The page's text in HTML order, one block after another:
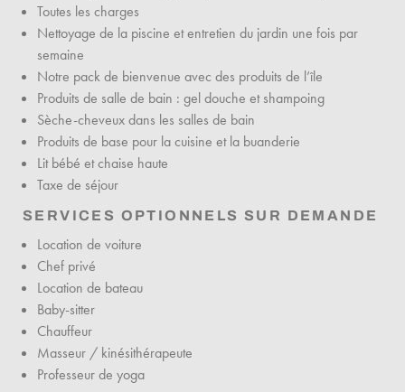
Toutes les charges
Nettoyage de la piscine et entretien du jardin une fois par
semaine
Notre pack de bienvenue avec des produits de l’île
Produits de salle de bain : gel douche et shampoing
Sèche-cheveux dans les salles de bain
Produits de base pour la cuisine et la buanderie
Lit bébé et chaise haute
Taxe de séjour
SERVICES OPTIONNELS SUR DEMANDE
Location de voiture
Chef privé
Location de bateau
Baby-sitter
Chauffeur
Masseur / kinésithérapeute
Professeur de yoga